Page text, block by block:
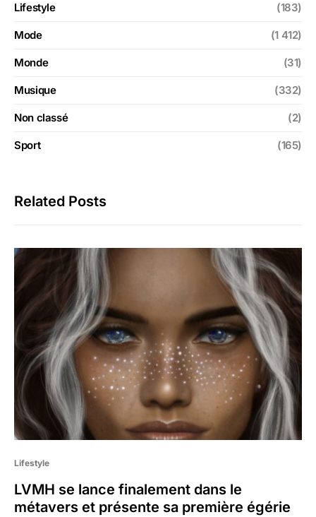
Lifestyle (183)
Mode (1 412)
Monde (31)
Musique (332)
Non classé (2)
Sport (165)
Related Posts
Lifestyle
LVMH se lance finalement dans le
métavers et présente sa première égérie